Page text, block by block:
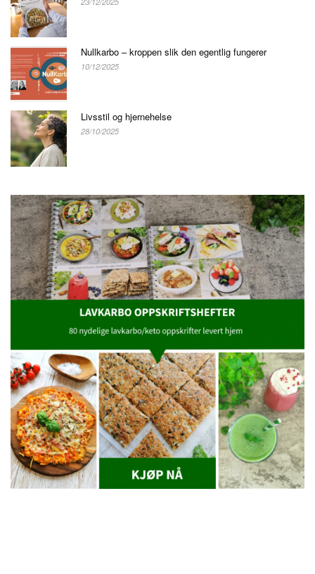
Nullkarbo – kroppen slik den egentlig fungerer
10/12/2025
Livsstil og hjernehelse
28/10/2025